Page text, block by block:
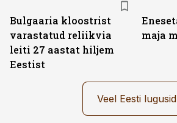
Bulgaaria kloostrist
varastatud reliikvia
leiti 27 aastat hiljem
Eestist
maja
Veel Eesti lugusid